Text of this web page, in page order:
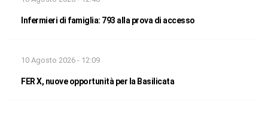
Infermieri di famiglia: 793 alla prova di accesso
10 Agosto 2026 - 12:09
FER X, nuove opportunità per la Basilicata